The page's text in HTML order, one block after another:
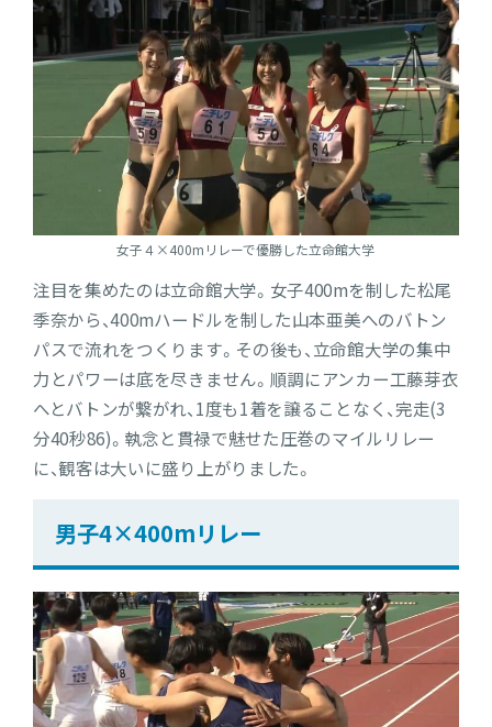
女子４×400mリレーで優勝した立命館大学
注目を集めたのは立命館大学。女子400mを制した松尾
季奈から、400mハードルを制した山本亜美へのバトン
パスで流れをつくります。その後も、立命館大学の集中
力とパワーは底を尽きません。順調にアンカー工藤芽衣
へとバトンが繋がれ、1度も1着を譲ることなく、完走(3
分40秒86)。執念と貫禄で魅せた圧巻のマイルリレー
に、観客は大いに盛り上がりました。
男子4×400mリレー